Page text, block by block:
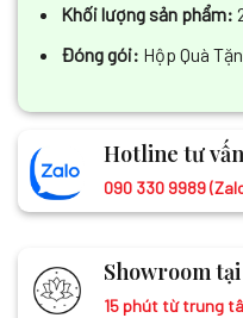
Khối lượng sản phẩm:
Đóng gói: Hộp Quà
Hotline tư vấn
090 330 9989
Showroom
15 phút từ trung